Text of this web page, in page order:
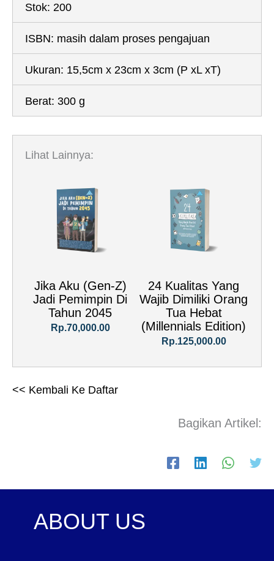
Stok: 200
ISBN: masih dalam proses pengajuan
Ukuran: 15,5cm x 23cm x 3cm (P xL xT)
Berat: 300 g
Lihat Lainnya:
Jika Aku (Gen-Z)
Jadi Pemimpin Di
Tahun 2045
Rp.70,000.00
24 Kualitas Yang
Wajib Dimiliki Orang
Tua Hebat
(Millennials Edition)
Rp.125,000.00
<< Kembali Ke Daftar
Bagikan Artikel:
ABOUT US